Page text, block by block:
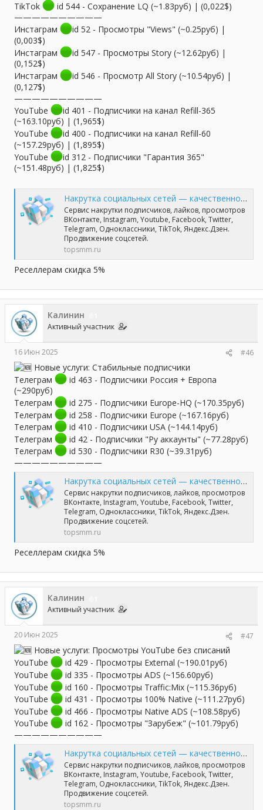
TikTok
id 544 - Сохранение LQ (~1.83руб) | (0,022$)
——————————
Инстаграм
id 52 - Просмотры "Views" (~0.25руб) |
(0,003$)
Инстаграм
id 547 - Просмотры Story (~12.62руб) |
(0,152$)
Инстаграм
id 546 - Просмотр All Story (~10.54руб) |
(0,127$)
——————————
YouTube
id 401 - Подписчики на канал Refill-365
(~163.10руб) | (1,965$)
YouTube
id 400 - Подписчики на канал Refill-60
(~157.29руб) | (1,895$)
YouTube
id 312 - Подписчики "Гарантия 365"
(~151.48руб) | (1,825$)
Накрутка социальных сетей — качественно и профессионально | TopSmm
Сервис накрутки подписчиков, лайков, просмотров
ВКонтакте, Instagram, Youtube, Facebook, Twitter,
Telegram, Одноклассники, TikTok, Яндекс.Дзен.
Продвижение соцсетей.
topsmm.ru
Реселлерам скидка 5%
Калинин
Активный участник
16 Июн 2025 #46
Новые услуги: Стабильные подписчики
Телеграм
id 463 - Подписчики Россия + Европа
(~290руб)
Телеграм
id 275 - Подписчики Europe-HQ (~170.35руб)
Телеграм
id 258 - Подписчики Europe (~167.16руб)
Телеграм
id 410 - Подписчики USA (~144.14руб)
Телеграм
id 42 - Подписчики "Ру аккаунты" (~77.28руб)
Телеграм
id 530 - Подписчики R30 (~39.31руб)
——————————
Накрутка социальных сетей — качественно и профессионально | TopSmm
Сервис накрутки подписчиков, лайков, просмотров
ВКонтакте, Instagram, Youtube, Facebook, Twitter,
Telegram, Одноклассники, TikTok, Яндекс.Дзен.
Продвижение соцсетей.
topsmm.ru
Реселлерам скидка 5%
Калинин
Активный участник
20 Июн 2025 #47
Новые услуги: Просмотры YouTube без списаний
YouTube
id 429 - Просмотры External (~190.01руб)
YouTube
id 335 - Просмотры ADS (~156.60руб)
YouTube
id 160 - Просмотры Traffic:Mix (~115.36руб)
YouTube
id 431 - Просмотры 100% Native (~111.27руб)
YouTube
id 466 - Просмотры Native ADS (~108.58руб)
YouTube
id 162 - Просмотры "Зарубеж" (~101.79руб)
——————————
Накрутка социальных сетей — качественно и профессионально | TopSmm
Сервис накрутки подписчиков, лайков, просмотров
ВКонтакте, Instagram, Youtube, Facebook, Twitter,
Telegram, Одноклассники, TikTok, Яндекс.Дзен.
Продвижение соцсетей.
topsmm.ru